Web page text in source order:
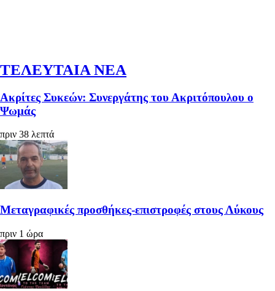
ΤΕΛΕΥΤΑΙΑ ΝΕΑ
Ακρίτες Συκεών: Συνεργάτης του Ακριτόπουλου ο
Ψωμάς
πριν 38 λεπτά
Μεταγραφικές προσθήκες-επιστροφές στους Λύκους
πριν 1 ώρα